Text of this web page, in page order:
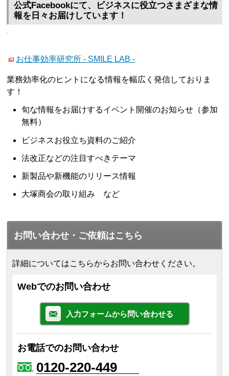
公式Facebookにて、ビジネスに役立つさまざまな情
報を日々お届けしています！
お仕事効率研究所 - SMILE LAB -
業務効率化のヒントになる情報を幅広く発信しておりま
す！
旬な情報をお届けするイベント開催のお知らせ（参加
無料）
ビジネスお役立ち資料のご紹介
法改正などの注目すべきテーマ
新製品や新機能のリリース情報
大塚商会の取り組み など
お問い合わせ・ご依頼はこちら
詳細についてはこちらからお問い合わせください。
Webでのお問い合わせ
入力フォームから問い合わせる
お電話でのお問い合わせ
0120-220-449